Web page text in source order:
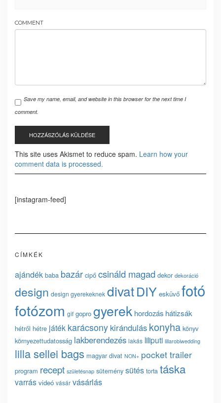
COMMENT
Save my name, email, and website in this browser for the next time I
comment.
This site uses Akismet to reduce spam. Learn how your
comment data is processed.
[instagram-feed]
CÍMKÉK
ajándék baba bazár cipő csináld magad dekor dekoráció
design design gyerekeknek divatDIY esküvő fotó
fotózom gif gopro gyerek hordozás hátizsák
hétről hétre játék karácsony kirándulás konyha könyv
környezettudatosság lakberendezés lakás liliputi lillarobiwedding
lilla sellei bags magyar divat NON+ pocket trailer
program recept születésnap sütemény sütés torta táska
varrás videó vásár vásárlás